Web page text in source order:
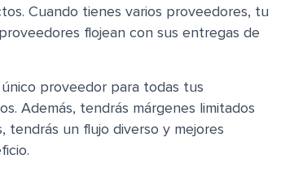
Cuando tienes varios proveedores, tu
flojean con sus entregas de
proveedor para todas tus
Además, tendrás márgenes limitados
tendrás un flujo diverso y mejores